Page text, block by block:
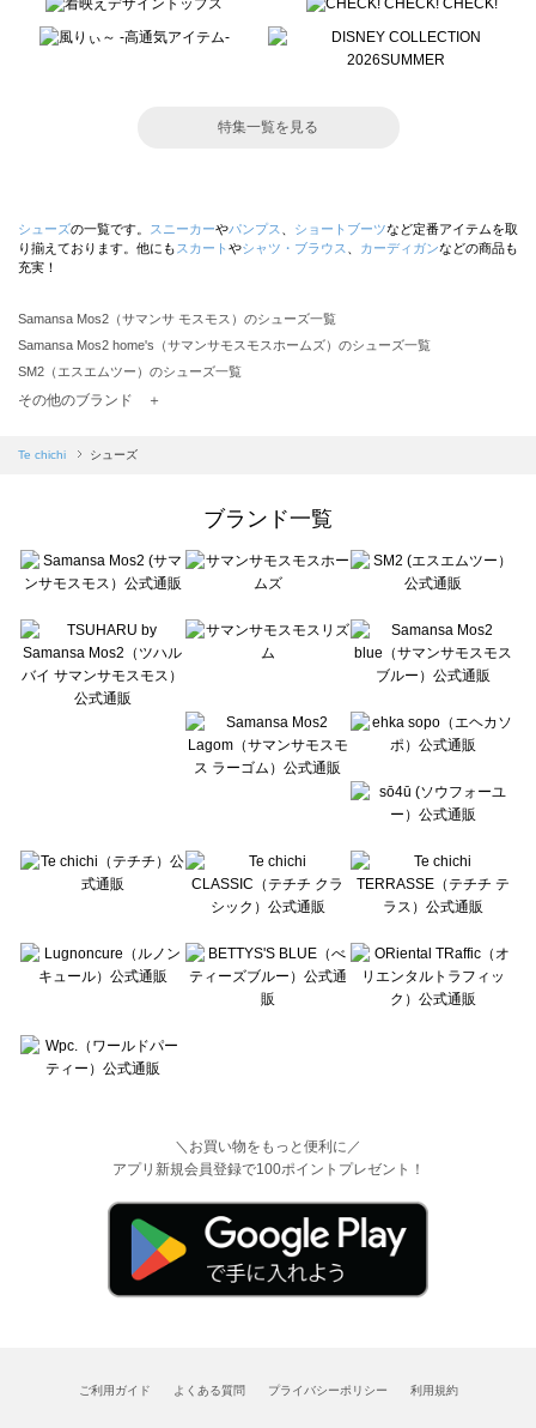
特集一覧を見る
シューズの一覧です。 スニーカーやパンプス ショートブーツなど定番アイテムを取
り揃えております。他にも スカート やシャツ・ブラウス カーディガンなどの商品も
充実！
Samansa Mos2（サマンサ モスモス）のシューズ一覧
Samansa Mos2 home's（サマンサモスモスホームズ）のシューズ一覧
SM2（エスエムツー）のシューズ一覧
TSUHARU by Samansa Mos2（ツハルバイサマンサモスモス）のシューズ一覧
Samansa Mos2 blue（サマンサモスモス ブルー）のシューズ一覧
sō4ū（ソウフォーユー）のシューズ一覧
Te chichi（テチチ）のシューズ一覧
Te chichi CLASSIC（テチチ クラシック）のシューズ一覧
Lugnoncure（ルノンキュール）のシューズ一覧
BETTY'S BLUE（べティーズブルー）のシューズ一覧
Wpc.（ワールドパーティー）のシューズ一覧
その他のブランド ＋
Te chichi シューズ
ブランド一覧
＼お買い物をもっと便利に／
アプリ新規会員登録で100ポイントプレゼント！
ご利用ガイド よくある質問 プライバシーポリシー 利用規約